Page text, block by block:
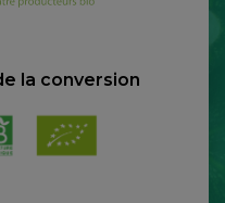
la conversion